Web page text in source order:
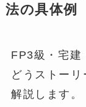
法の具体例
FP3級・宅建
どうストー
解説します。